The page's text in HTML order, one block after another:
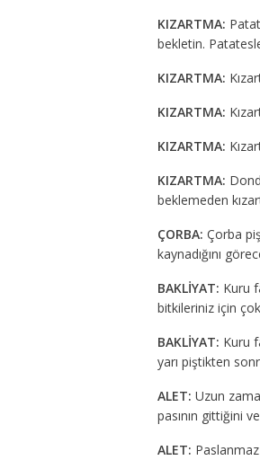
KIZARTMA:
bekletin.
KIZARTMA:
KIZARTMA:
KIZARTMA:
KIZARTMA:
beklemeden
ÇORBA: Çorba
kaynadığını
BAKLİYAT: Kuru
bitkileriniz için çok
BAKLİYAT: Kuru
yarı piştikten
ALET: Uzun
pasının gittiğini
ALET: